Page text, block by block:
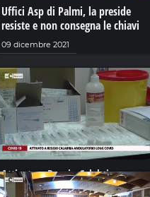
Uffici Asp di Palmi, la preside
resiste e non consegna le chiavi
09 dicembre 2021
Attivato a Reggio Calabria
ambulatorio long covid